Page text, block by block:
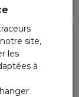
site,
les
à